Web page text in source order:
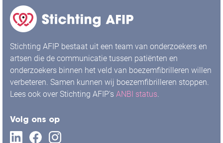
Stichting AFIP bestaat uit een team van onderzoekers en
artsen die de communicatie tussen patiënten en
onderzoekers binnen het veld van boezemfibrilleren willen
verbeteren. Samen kunnen wij boezemfibrilleren stoppen.
Lees ook over Stichting AFIP's ANBI status.
Volg ons op